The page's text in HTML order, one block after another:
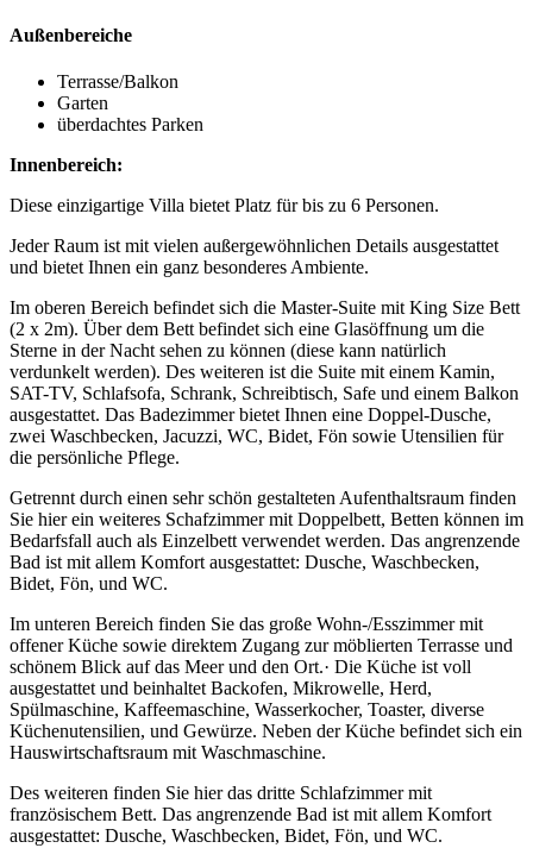
Außenbereiche
Terrasse/Balkon
Garten
überdachtes Parken
Innenbereich:
Diese einzigartige Villa bietet Platz für bis zu 6 Personen.
Jeder Raum ist mit vielen außergewöhnlichen Details ausgestattet
und bietet Ihnen ein ganz besonderes Ambiente.
Im oberen Bereich befindet sich die Master-Suite mit King Size Bett
(2 x 2m). Über dem Bett befindet sich eine Glasöffnung um die
Sterne in der Nacht sehen zu können (diese kann natürlich
verdunkelt werden). Des weiteren ist die Suite mit einem Kamin,
SAT-TV, Schlafsofa, Schrank, Schreibtisch, Safe und einem Balkon
ausgestattet. Das Badezimmer bietet Ihnen eine Doppel-Dusche,
zwei Waschbecken, Jacuzzi, WC, Bidet, Fön sowie Utensilien für
die persönliche Pflege.
Getrennt durch einen sehr schön gestalteten Aufenthaltsraum finden
Sie hier ein weiteres Schafzimmer mit Doppelbett, Betten können im
Bedarfsfall auch als Einzelbett verwendet werden. Das angrenzende
Bad ist mit allem Komfort ausgestattet: Dusche, Waschbecken,
Bidet, Fön, und WC.
Im unteren Bereich finden Sie das große Wohn-/Esszimmer mit
offener Küche sowie direktem Zugang zur möblierten Terrasse und
schönem Blick auf das Meer und den Ort.· Die Küche ist voll
ausgestattet und beinhaltet Backofen, Mikrowelle, Herd,
Spülmaschine, Kaffeemaschine, Wasserkocher, Toaster, diverse
Küchenutensilien, und Gewürze. Neben der Küche befindet sich ein
Hauswirtschaftsraum mit Waschmaschine.
Des weiteren finden Sie hier das dritte Schlafzimmer mit
französischem Bett. Das angrenzende Bad ist mit allem Komfort
ausgestattet: Dusche, Waschbecken, Bidet, Fön, und WC.